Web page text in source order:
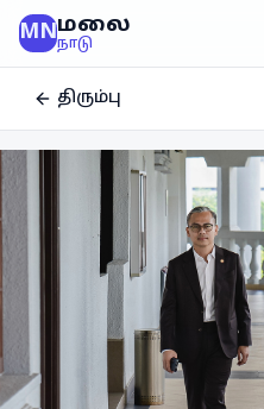
MNமலை
நாடு
திரும்பு